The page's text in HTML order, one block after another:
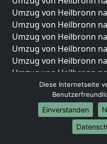
Umzug von Heilbronn
Umzug von Heilbronn
Umzug von Heilbronn
Umzug von Heilbronn
Umzug von Heilbronn
Umzug von Heilbronn
Umzug von Heilbronn
Umzug von Heilbronn
Umzug von Heilbronn
Umzug von Heilbronn
Umzug von Heilbronn
Diese Internetseite
Einverstanden